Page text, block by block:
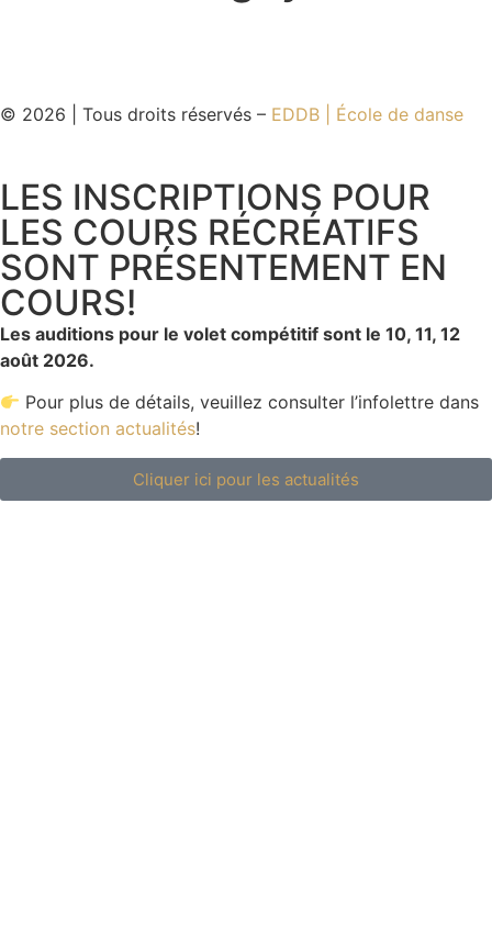
© 2026 | Tous droits réservés – EDDB | École de danse
LES INSCRIPTIONS POUR
LES COURS RÉCRÉATIFS
SONT PRÉSENTEMENT EN
COURS!
Les auditions pour le volet compétitif sont le 10, 11, 12
août 2026.
Pour plus de détails, veuillez consulter l’infolettre dans
notre section actualités!
Cliquer ici pour les actualités